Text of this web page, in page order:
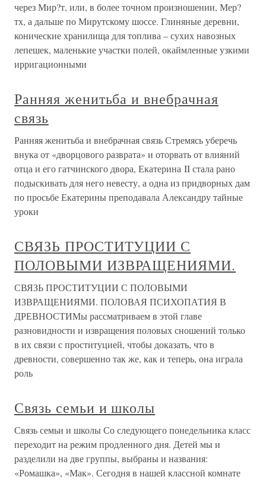
через Мир?т, или, в более точном произношении, Мер?
тх, а дальше по Мирутскому шоссе. Глиняные деревни,
конические хранилища для топлива – сухих навозных
лепешек, маленькие участки полей, окаймленные узкими
ирригационными
Ранняя женитьба и внебрачная
связь
Ранняя женитьба и внебрачная связь Стремясь уберечь
внука от «дворцового разврата» и оторвать от влияний
отца и его гатчинского двора, Екатерина II стала рано
подыскивать для него невесту, а одна из придворных дам
по просьбе Екатерины преподавала Александру тайные
уроки
СВЯЗЬ ПРОСТИТУЦИИ С
ПОЛОВЫМИ ИЗВРАЩЕНИЯМИ.
СВЯЗЬ ПРОСТИТУЦИИ С ПОЛОВЫМИ
ИЗВРАЩЕНИЯМИ. ПОЛОВАЯ ПСИХОПАТИЯ В
ДРЕВНОСТИМы рассматриваем в этой главе
разновидности и извращения половых сношений только
в их связи с проституцией, чтобы доказать, что в
древности, совершенно так же, как и теперь, она играла
роль
Связь семьи и школы
Связь семьи и школы Со следующего понедельника класс
переходит на режим продленного дня. Детей мы и
разделили на две группы, выбраны и названия:
«Ромашка», «Мак». Сегодня в нашей классной комнате